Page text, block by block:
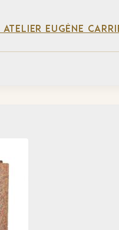
EUGÈNE